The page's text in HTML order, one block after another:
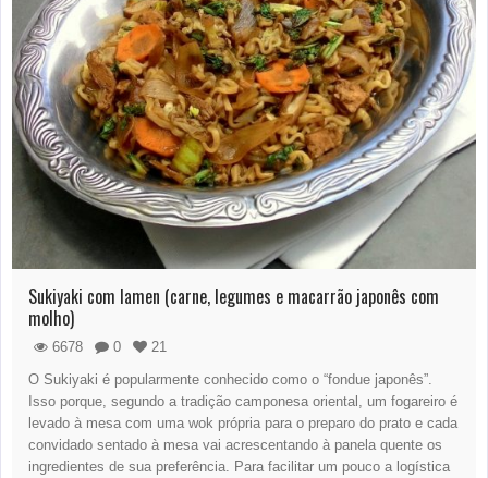
Sukiyaki com lamen (carne, legumes e macarrão japonês com
molho)
6678 0
21
O Sukiyaki é popularmente conhecido como o “fondue japonês”.
Isso porque, segundo a tradição camponesa oriental, um fogareiro é
levado à mesa com uma wok própria para o preparo do prato e cada
convidado sentado à mesa vai acrescentando à panela quente os
ingredientes de sua preferência. Para facilitar um pouco a logística